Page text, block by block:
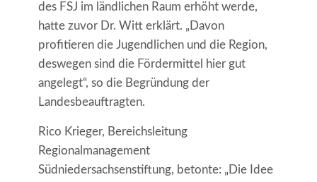
des FSJ im ländlichen Raum erhöht werde,
hatte zuvor Dr. Witt erklärt. „Davon
profitieren die Jugendlichen und die Region,
deswegen sind die Fördermittel hier gut
angelegt“, so die Begründung der
Landesbeauftragten.
Rico Krieger, Bereichsleitung
Regionalmanagement
Südniedersachsenstiftung, betonte: „Die Idee